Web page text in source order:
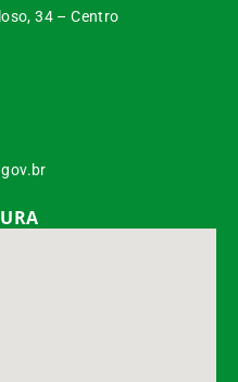
34 – Centro